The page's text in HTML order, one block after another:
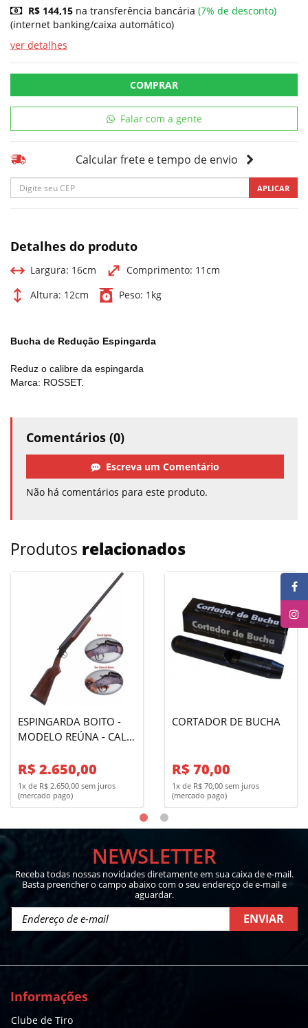
R$ 144,15 na transferência bancária (7% de desconto)
(internet banking/caixa automático)
ver detalhes
COMPRAR
Falar com a gente
Calcular frete e tempo de envio
APLICAR
Detalhes do produto
Largura: 16cm Comprimento: 11cm
Altura: 12cm Peso: 1kg
Bucha de Redução Espingarda
Reduz o calibre da espingarda
Marca: ROSSET.
Comentários (0)
Escreva um Comentário
Não há comentários para este produto.
Produtos relacionados
ESPINGARDA BOITO -
MODELO REÚNA - CAL.
R$ 2.650,00
1x de R$ 2.650,00 sem juros
(mercado pago)
CORTADOR DE BUCHA
R$ 70,00
1x de R$ 70,00 sem juros
(mercado pago)
NEWSLETTER
Receba todas nossas novidades diretamente em sua caixa de e-mail.
Basta preencher o campo abaixo com o seu endereço de e-mail e
aguardar.
ENVIAR
Informações
Clube de Tiro